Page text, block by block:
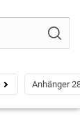
Anhänger